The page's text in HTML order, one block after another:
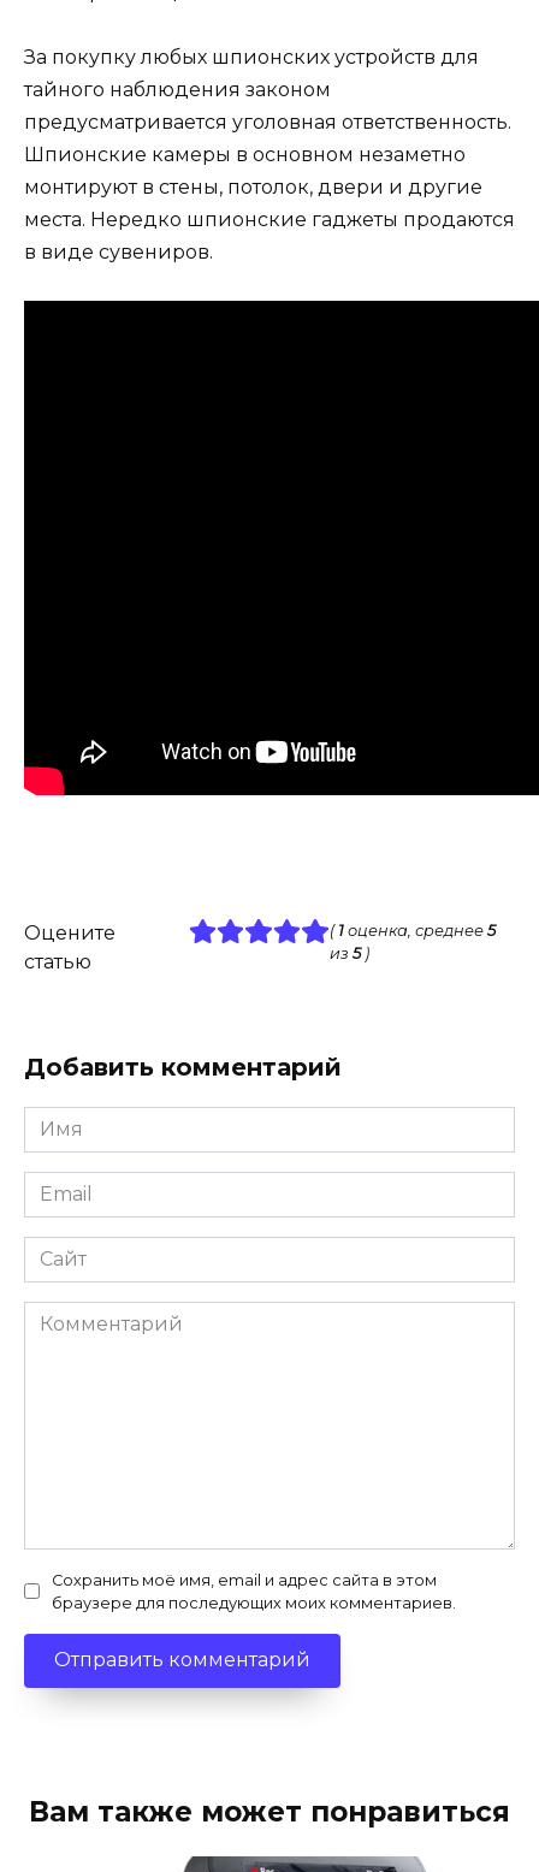
За покупку любых шпионских устройств для
тайного наблюдения законом
предусматривается уголовная ответственность.
Шпионские камеры в основном незаметно
монтируют в стены, потолок, двери и другие
места. Нередко шпионские гаджеты продаются
в виде сувениров.
Оцените
статью
( 1оценка, среднее 5
из 5)
Добавить комментарий
Имя
*
Email
*
Сайт
Комментарий
Сохранить моё имя, email и адрес сайта в этом
браузере для последующих моих комментариев.
Вам также может понравиться